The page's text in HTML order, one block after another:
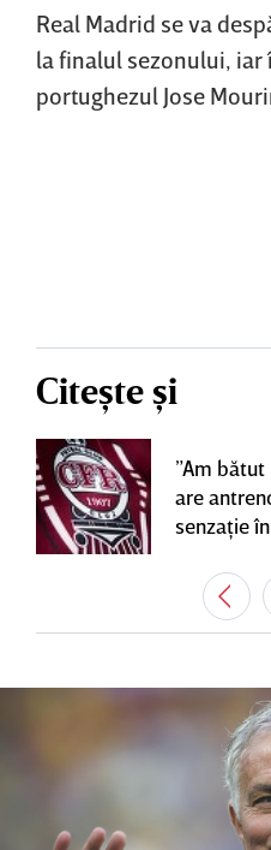
Real Madrid se va
la finalul sezonului, iar
portughezul Jose
Citește și
”Am bătut
are
senzaţie